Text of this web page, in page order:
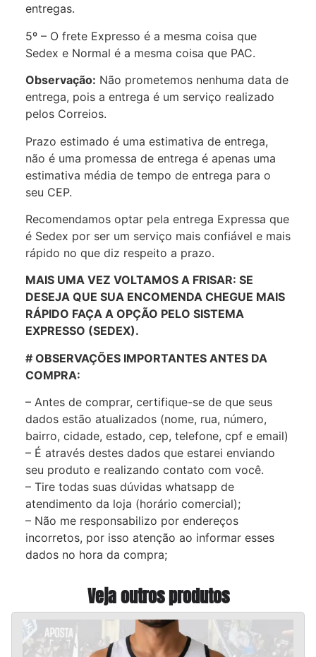
entregas.
5º – O frete Expresso é a mesma coisa que
Sedex e Normal é a mesma coisa que PAC.
Observação: Não prometemos nenhuma data de
entrega, pois a entrega é um serviço realizado
pelos Correios.
Prazo estimado é uma estimativa de entrega,
não é uma promessa de entrega é apenas uma
estimativa média de tempo de entrega para o
seu CEP.
Recomendamos optar pela entrega Expressa que
é Sedex por ser um serviço mais confiável e mais
rápido no que diz respeito a prazo.
MAIS UMA VEZ VOLTAMOS A FRISAR: SE
DESEJA QUE SUA ENCOMENDA CHEGUE MAIS
RÁPIDO FAÇA A OPÇÃO PELO SISTEMA
EXPRESSO (SEDEX).
# OBSERVAÇÕES IMPORTANTES ANTES DA
COMPRA:
– Antes de comprar, certifique-se de que seus
dados estão atualizados (nome, rua, número,
bairro, cidade, estado, cep, telefone, cpf e email)
– É através destes dados que estarei enviando
seu produto e realizando contato com você.
– Tire todas suas dúvidas whatsapp de
atendimento da loja (horário comercial);
– Não me responsabilizo por endereços
incorretos, por isso atenção ao informar esses
dados no hora da compra;
Veja outros produtos